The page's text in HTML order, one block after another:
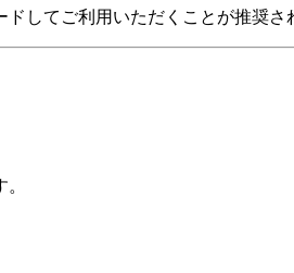
してご利用いただくことが推奨さ